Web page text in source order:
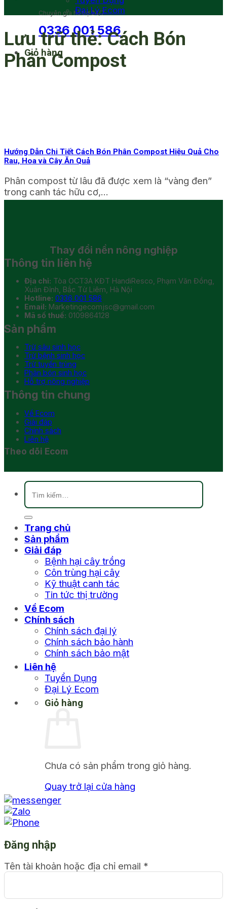
Chuyên gia hỗ trợ 24/7
0336 001 586
Giỏ hàng
Đại Lý Ecom
Lưu trữ thẻ:Cách Bón
Phân Compost
Hướng Dẫn Chi Tiết Cách Bón Phân Compost Hiệu Quả Cho
Rau, Hoa và Cây Ăn Quả
Phân compost từ lâu đã được xem là “vàng đen”
trong canh tác hữu cơ,...
Thay đổi nền nông nghiệp
Thông tin liên hệ
Địa chỉ: Tòa OCT3A KĐT HandiResco, Phạm Văn Đồng,
Xuân Đỉnh, Bắc Từ Liêm, Hà Nội
Hotline: 0336 001 586
Email: Marketingecomjsc@gmail.com
Mã số thuế: 0109864128
Sản phẩm
Trừ sâu sinh học
Trừ bệnh sinh học
Trừ tuyến trùng
Phân bón sinh học
Hỗ trợ nông nghiệp
Thông tin chung
Về Ecom
Giải đáp
Chính sách
Liên hệ
Theo dõi Ecom
Tìm
kiếm:
Trang chủ
Sản phẩm
Giải đáp
Bệnh hại cây trồng
Côn trùng hại cây
Kỹ thuật canh tác
Tin tức thị trường
Về Ecom
Chính sách
Chính sách đại lý
Chính sách bảo hành
Chính sách bảo mật
Liên hệ
Tuyển Dụng
Đại Lý Ecom
Giỏ hàng
Chưa có sản phẩm trong giỏ hàng.
Quay trở lại cửa hàng
Đăng nhập
Tên tài khoản hoặc địa chỉ email *